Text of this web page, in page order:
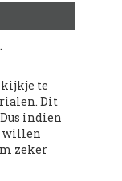
kijkje te
Dit
indien
willen
zeker